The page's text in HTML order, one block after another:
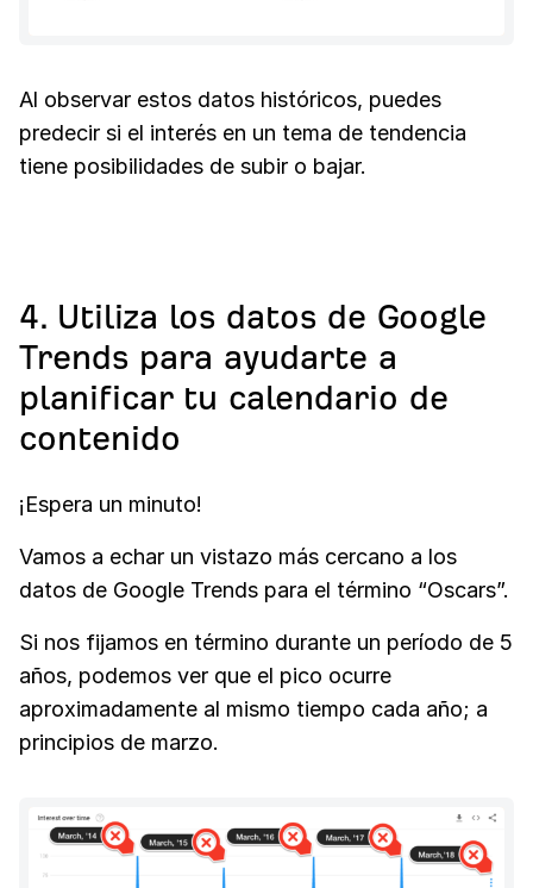
Al observar estos datos históricos, puedes
predecir si el interés en un tema de tendencia
tiene posibilidades de subir o bajar.
4. Utiliza los datos de Google
Trends para ayudarte a
planificar tu calendario de
contenido
¡Espera un minuto!
Vamos a echar un vistazo más cercano a los
datos de Google Trends para el término “Oscars”.
Si nos fijamos en término durante un período de 5
años, podemos ver que el pico ocurre
aproximadamente al mismo tiempo cada año; a
principios de marzo.